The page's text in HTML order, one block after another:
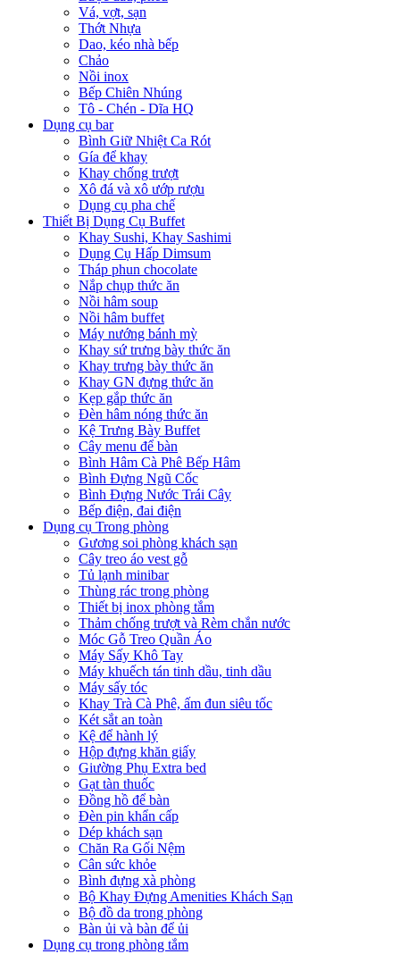
Vá, vợt, sạn
Thớt Nhựa
Dao, kéo nhà bếp
Chảo
Nồi inox
Bếp Chiên Nhúng
Tô - Chén - Dĩa HQ
Dụng cụ bar
Bình Giữ Nhiệt Ca Rót
Gía để khay
Khay chống trượt
Xô đá và xô ướp rượu
Dụng cụ pha chế
Thiết Bị Dụng Cụ Buffet
Khay Sushi, Khay Sashimi
Dụng Cụ Hấp Dimsum
Tháp phun chocolate
Nắp chụp thức ăn
Nồi hâm soup
Nồi hâm buffet
Máy nướng bánh mỳ
Khay sứ trưng bày thức ăn
Khay trưng bày thức ăn
Khay GN đựng thức ăn
Kẹp gắp thức ăn
Đèn hâm nóng thức ăn
Kệ Trưng Bày Buffet
Cây menu để bàn
Bình Hâm Cà Phê Bếp Hâm
Bình Đựng Ngũ Cốc
Bình Đựng Nước Trái Cây
Bếp điện, đai điện
Dụng cụ Trong phòng
Gương soi phòng khách sạn
Cây treo áo vest gỗ
Tủ lạnh minibar
Thùng rác trong phòng
Thiết bị inox phòng tắm
Thảm chống trượt và Rèm chắn nước
Móc Gỗ Treo Quần Áo
Máy Sấy Khô Tay
Máy khuếch tán tinh dầu, tinh dầu
Máy sấy tóc
Khay Trà Cà Phê, ấm đun siêu tốc
Két sắt an toàn
Kệ để hành lý
Hộp đựng khăn giấy
Giường Phụ Extra bed
Gạt tàn thuốc
Đồng hồ để bàn
Đèn pin khẩn cấp
Dép khách sạn
Chăn Ra Gối Nệm
Cân sức khỏe
Bình đựng xà phòng
Bộ Khay Đựng Amenities Khách Sạn
Bộ đồ da trong phòng
Bàn ủi và bàn để ủi
Dụng cụ trong phòng tắm